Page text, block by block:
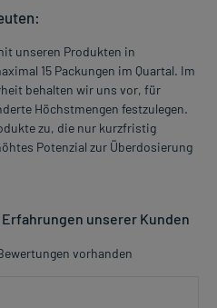
unseren Produkten in
15 Packungen im Quartal. Im
behalten wir uns vor, für
Höchstmengen festzulegen.
zu, die nur kurzfristig
Potenzial zur Überdosierung
unserer Kunden
vorhanden